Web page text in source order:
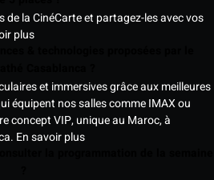
la CinéCarte et partagez-les avec vos
plus
et immersives grâce aux meilleures
équipent nos salles comme IMAX ou
concept VIP, unique au Maroc, à
En savoir plus